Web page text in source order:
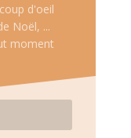
d'oeil
Noël, ...
moment